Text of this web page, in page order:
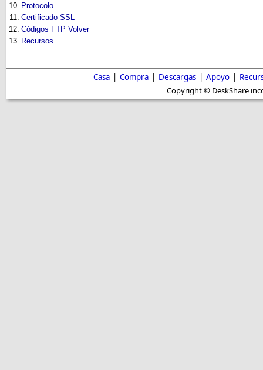
10. Protocolo
11.
Certificado SSL
12. Códigos FTP Volver
13. Recursos
Casa | Compra | Descargas | Apoyo |
Copyright © DeskShare